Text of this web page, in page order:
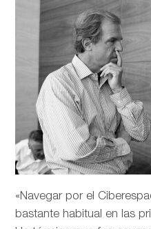
«Navegar por el
bastante habitual en las